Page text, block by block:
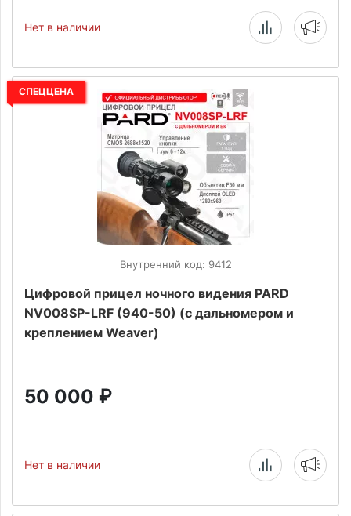
Нет в наличии
СПЕЦЦЕНА
Внутренний код: 9412
Цифровой прицел ночного видения PARD
NV008SP-LRF (940-50) (с дальномером и
креплением Weaver)
50 000 ₽
Нет в наличии